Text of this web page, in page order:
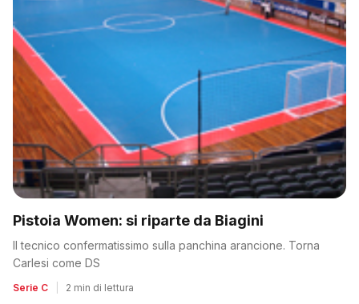
Pistoia Women: si riparte da Biagini
Il tecnico confermatissimo sulla panchina arancione. Torna
Carlesi come DS
Serie C 2 min di lettura